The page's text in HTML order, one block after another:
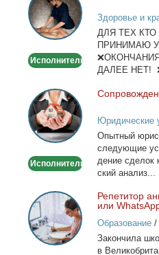
лица
и
тела
Исполнитель
Здоровье и
ДЛЯ ТЕХ
ПРИНИМАЮ
ДАЛЕЕ НЕТ!
Сопровождение
сделок
с
недвижимостью
Исполнитель
Юридические
Опыт­ный
сле­ду­ю­щие
де­ние
ский ана­лиз...
Репетитор
английского
Онлайн
по
Ре­пе­ти­тор
или
Образование/
За­кон­чи­ла
в